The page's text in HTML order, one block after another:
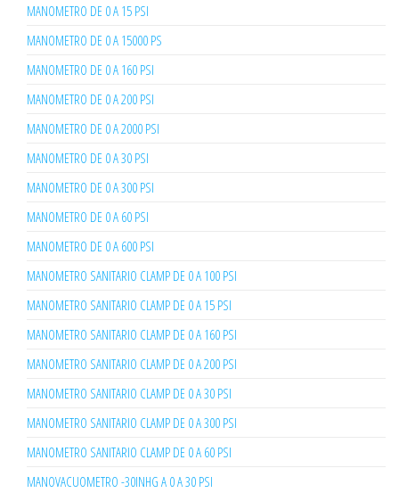
MANOMETRO DE 0 A 15 PSI
MANOMETRO DE 0 A 15000 PS
MANOMETRO DE 0 A 160 PSI
MANOMETRO DE 0 A 200 PSI
MANOMETRO DE 0 A 2000 PSI
MANOMETRO DE 0 A 30 PSI
MANOMETRO DE 0 A 300 PSI
MANOMETRO DE 0 A 60 PSI
MANOMETRO DE 0 A 600 PSI
MANOMETRO SANITARIO CLAMP DE 0 A 100 PSI
MANOMETRO SANITARIO CLAMP DE 0 A 15 PSI
MANOMETRO SANITARIO CLAMP DE 0 A 160 PSI
MANOMETRO SANITARIO CLAMP DE 0 A 200 PSI
MANOMETRO SANITARIO CLAMP DE 0 A 30 PSI
MANOMETRO SANITARIO CLAMP DE 0 A 300 PSI
MANOMETRO SANITARIO CLAMP DE 0 A 60 PSI
MANOVACUOMETRO -30INHG A 0 A 30 PSI